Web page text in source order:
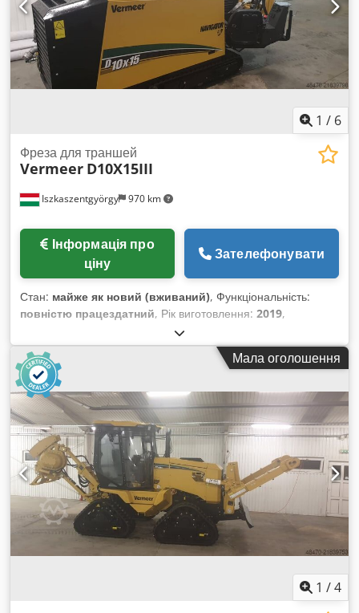
1 / 6
Iszkaszentgyörgy 970 km
Фреза для траншей
Vermeer D10X15III
ціну
Зателефонувати
Стан: майже як новий (вживаний), Функціональність:
повністю працездатний, Рік виготовлення: 2019,
, D10x15 S3 – це компактна
горизонтально-направлена бурова установка середнього
розміру, яка дозволяє виконувати точне буріння у ґрунті з
точним контролем напряму та глибини. Завдяки цьому вона
ідеально підходить для невеликих і середніх проєктів у
сфері інженерних комунікацій, сервісних робіт і монтажів –
наприклад, для прокладання волоконно-оптичних кабелів,
електричних кабелів або комунікаційних ліній. Основні
характеристики: - Компактні габарити та ефективність -
Потужність і продуктивність Дизельний двигун потужністю
близько 60 к.с. (44,7 кВт) – потужний привід. Тягове зусилля:
близько 44,5 кН – висока сила штовхання та витягування.
Максимальний крутний момент: близько 2 030 Нм –
забезпечує надійне утримання бурової головки.
бурового ланцюга → швидше виконання робіт. - Низький
Мала оголошення
1 /4